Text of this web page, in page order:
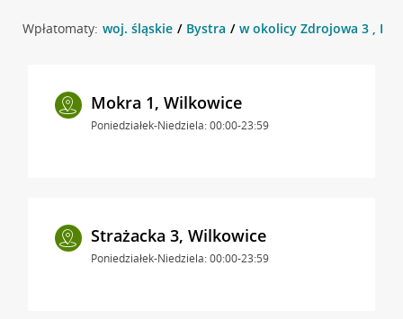
Wpłatomaty: woj. śląskie Bystra w okolicy Zdrojowa 3 ,
Mokra 1, Wilkowice
Poniedziałek-Niedziela: 00:00-23:59
Strażacka 3, Wilkowice
Poniedziałek-Niedziela: 00:00-23:59